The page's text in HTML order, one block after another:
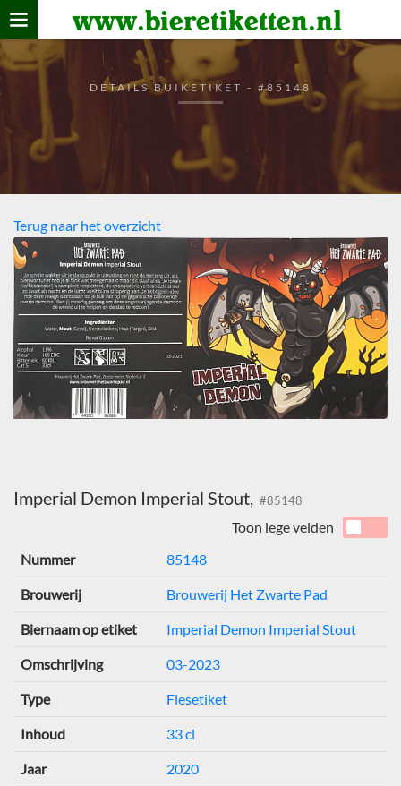
www.bieretiketten.nl
Home
verzamelen
De bierkaart
Bezoekers
DETAILS BUIKETIKET - #85148
Terug naar het overzicht
Imperial Demon Imperial Stout, #85148
Toon lege velden
Nummer
85148
Brouwerij Brouwerij Het Zwarte Pad
Biernaam op etiket Imperial Demon Imperial Stout
Omschrijving 03-2023
Type Flesetiket
Inhoud 33 cl
Jaar 2020